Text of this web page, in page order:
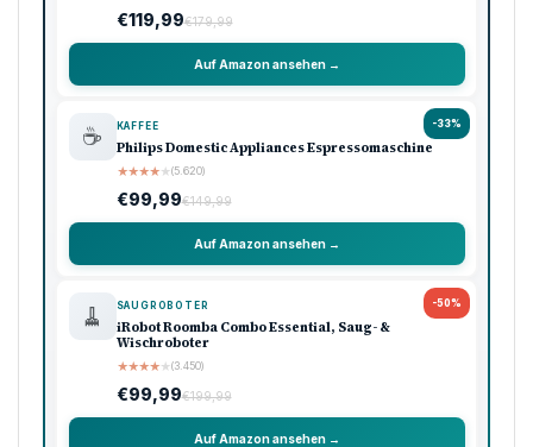
€119,99€179,99
Auf Amazon ansehen →
-33%
☕ KAFFEE
Philips Domestic Appliances Espressomaschine
★★★★★(5.620)
€99,99€149,99
Auf Amazon ansehen →
-50%
🧹 SAUGROBOTER
iRobot Roomba Combo Essential, Saug- &
Wischroboter
★★★★★(3.450)
€99,99€199,99
Auf Amazon ansehen →